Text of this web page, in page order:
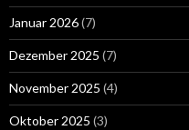
Januar 2026(7)
Dezember 2025 (7)
November 2025 (4)
Oktober 2025 (3)